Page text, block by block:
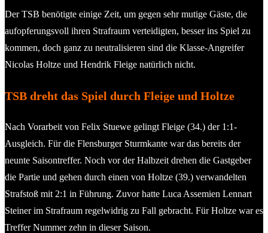
Der TSB benötigte einige Zeit, um gegen sehr mutige Gäste, die
aufopferungsvoll ihren Strafraum verteidigten, besser ins Spiel zu
kommen, doch ganz zu neutralisieren sind die Klasse-Angreifer
Nicolas Holtze und Hendrik Fleige natürlich nicht.
TSB dreht das Spiel durch Fleige und Holtze
Nach Vorarbeit von Felix Stuewe gelingt Fleige (34.) der 1:1-
Ausgleich. Für die Flensburger Sturmkante war das bereits der
neunte Saisontreffer. Noch vor der Halbzeit drehen die Gastgeber
die Partie und gehen durch einen von Holtze (39.) verwandelten
Strafstoß mit 2:1 in Führung. Zuvor hatte Luca Assemien Lennart
Steiner im Strafraum regelwidrig zu Fall gebracht. Für Holtze war es
Treffer Nummer zehn in dieser Saison.